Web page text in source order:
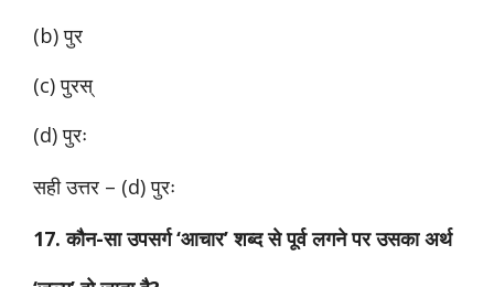
(b) पुर
(c) पुरस्
(d) पुरः
सही उत्तर – (d) पुरः
17. कौन-सा उपसर्ग ‘आचार’ शब्द से पूर्व लगने पर उसका अर्थ